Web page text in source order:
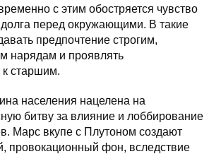
с этим обостряется чувство
долга перед окружающими. В такие
предпочтение строгим,
нарядам и проявлять
к старшим.
населения нацелена на
битву за влияние и лоббирование
Марс вкупе с Плутоном создают
провокационный фон, вследствие